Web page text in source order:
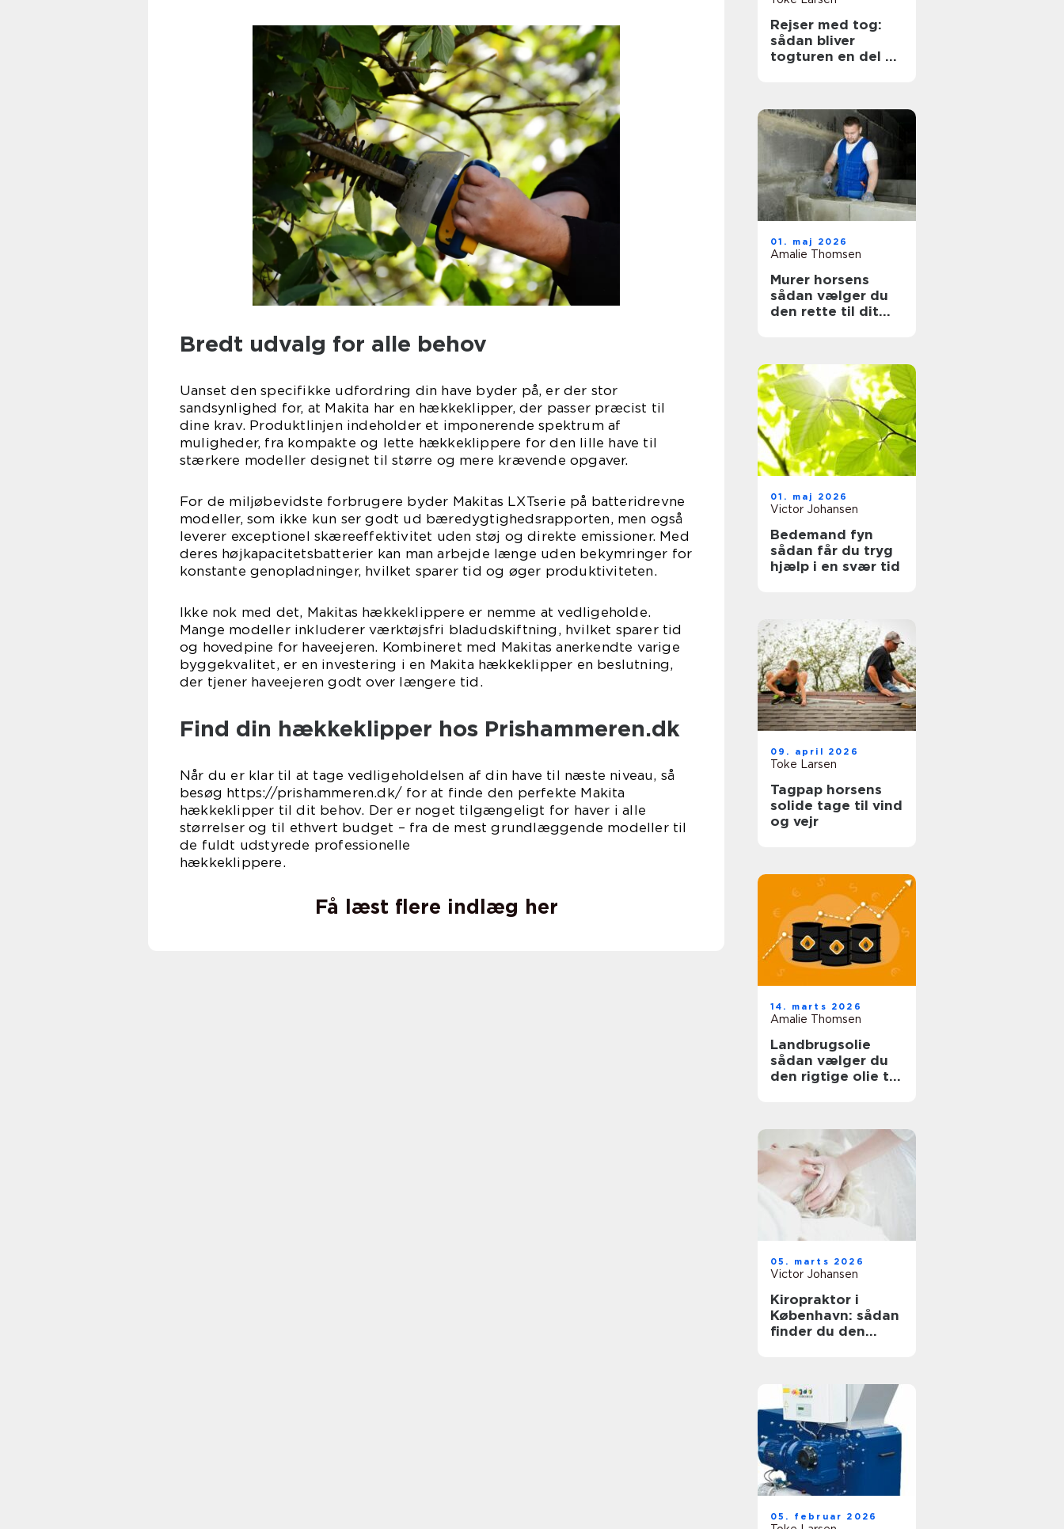
Bredt udvalg for alle behov
Uanset den specifikke udfordring din have byder på, er der stor
sandsynlighed for, at Makita har en hækkeklipper, der passer præcist til
dine krav. Produktlinjen indeholder et imponerende spektrum af
muligheder, fra kompakte og lette hækkeklippere for den lille have til
stærkere modeller designet til større og mere krævende opgaver.
For de miljøbevidste forbrugere byder Makitas LXTserie på batteridrevne
modeller, som ikke kun ser godt ud bæredygtighedsrapporten, men også
leverer exceptionel skæreeffektivitet uden støj og direkte emissioner. Med
deres højkapacitetsbatterier kan man arbejde længe uden bekymringer for
konstante genopladninger, hvilket sparer tid og øger produktiviteten.
Ikke nok med det, Makitas hækkeklippere er nemme at vedligeholde.
Mange modeller inkluderer værktøjsfri bladudskiftning, hvilket sparer tid
og hovedpine for haveejeren. Kombineret med Makitas anerkendte varige
byggekvalitet, er en investering i en Makita hækkeklipper en beslutning,
der tjener haveejeren godt over længere tid.
Find din hækkeklipper hos Prishammeren.dk
Når du er klar til at tage vedligeholdelsen af din have til næste niveau, så
besøg https://prishammeren.dk/ for at finde den perfekte Makita
hækkeklipper til dit behov. Der er noget tilgængeligt for haver i alle
størrelser og til ethvert budget – fra de mest grundlæggende modeller til
de fuldt udstyrede professionelle
hækkeklippere.
Få læst flere indlæg her
Rejser med tog:
sådan bliver
togturen en del af
01. maj 2026
Amalie Thomsen
Murer horsens
sådan vælger du
den rette til dit
01. maj 2026
Victor Johansen
Bedemand fyn
sådan får du tryg
hjælp i en svær tid
09. april 2026
Toke Larsen
Tagpap horsens
solide tage til vind
og vejr
14. marts 2026
Amalie Thomsen
Landbrugsolie
sådan vælger du
den rigtige olie til
05. marts 2026
Victor Johansen
Kiropraktor i
København: sådan
finder du den
05. februar 2026